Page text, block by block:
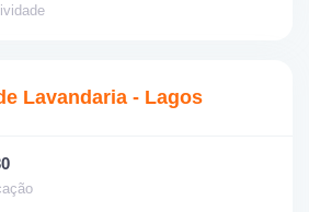
Lavandaria - Lagos